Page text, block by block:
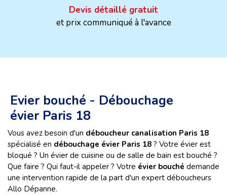
Devis détaillé gratuit
et prix communiqué à l'avance
Evier bouché - Débouchage
évier Paris 18
Vous avez besoin d'un déboucheur canalisation Paris 18
spécialisé en débouchage évier Paris 18 ? Votre évier est
bloqué ? Un évier de cuisine ou de salle de bain est bouché ?
Que faire ? Qui faut-il appeler ? Votre évier bouché demande
une intervention rapide de la part d'un expert déboucheurs
Allo Dépanne.